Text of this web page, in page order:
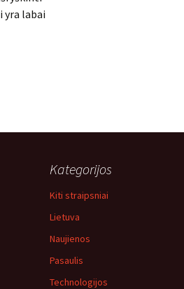
yra labai
Kategorijos
Kiti straipsniai
Lietuva
Naujienos
Pasaulis
Technologijos